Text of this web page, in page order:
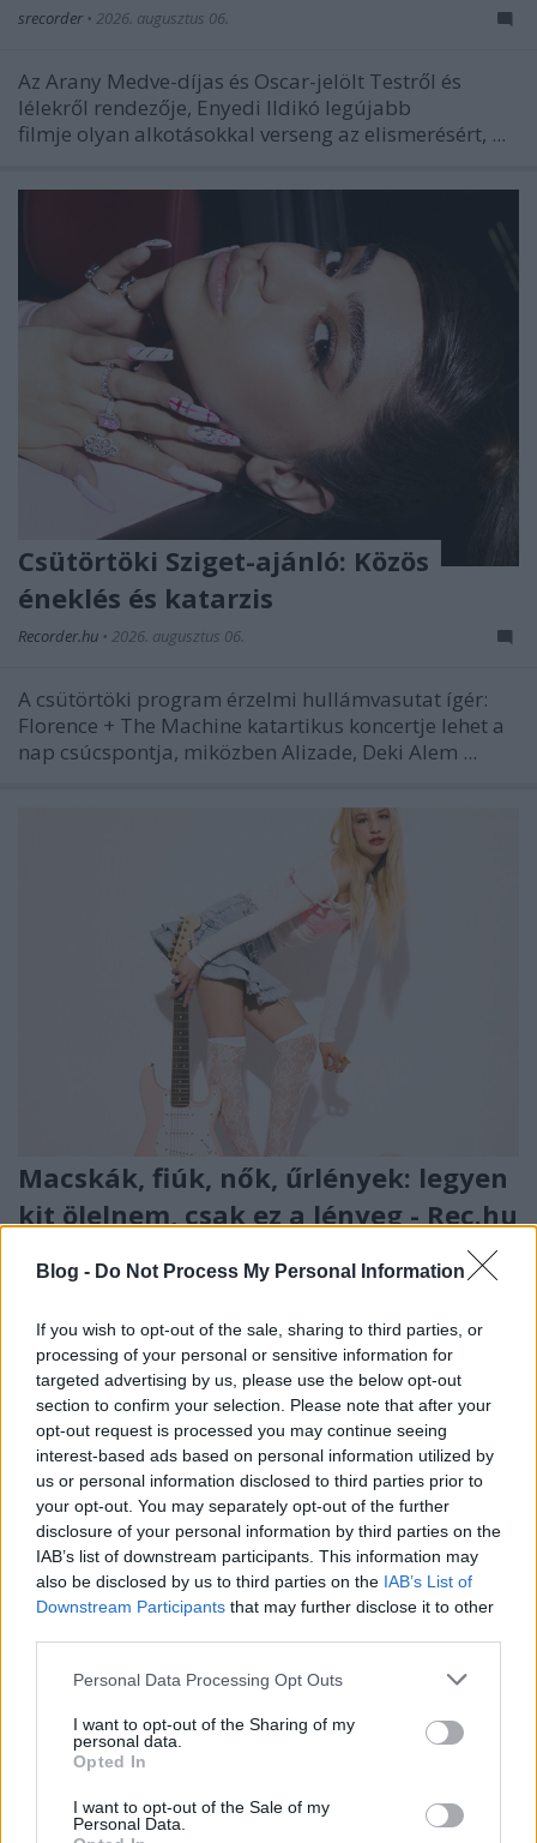
Blog - Do Not Process My Personal Information
If you wish to opt-out of the sale, sharing to third parties, or
processing of your personal or sensitive information for
targeted advertising by us, please use the below opt-out
section to confirm your selection. Please note that after your
opt-out request is processed you may continue seeing
interest-based ads based on personal information utilized by
us or personal information disclosed to third parties prior to
your opt-out. You may separately opt-out of the further
disclosure of your personal information by third parties on the
IAB’s list of downstream participants. This information may
also be disclosed by us to third parties on the IAB’s List of
Downstream Participants that may further disclose it to other
Please note that this website/app uses one or more Google
not limited to your visit or usage behaviour. You may click to
grant or deny consent to Google and its third-party tags to
use your data for below specified purposes in below Google
consent section.
Personal Data Processing Opt Outs
I want to opt-out of the Sharing of my
personal data.
Opted In
I want to opt-out of the Sale of my
Personal Data.
srecorder • 2026. augusztus 06.
Az Arany Medve-díjas és Oscar-jelölt Testről és
lélekről rendezője, Enyedi Ildikó legújabb
filmje olyan alkotásokkal verseng az elismerésért, ...
Csütörtöki Sziget-ajánló: Közös
éneklés és katarzis
Recorder.hu • 2026. augusztus 06.
A csütörtöki program érzelmi hullámvasutat ígér:
Florence + The Machine katartikus koncertje lehet a
nap csúcspontja, miközben Alizade, Deki Alem ...
Macskák, fiúk, nők, űrlények: legyen
kit ölelnem, csak ez a lényeg - Rec.hu
akartad. Felejtsd el a józanságot, nehéz és kötelez.
Sötét, városi lebujok intim világa. ...
Beskatulyázhatatlan hiánypótlás –
ilyen volt a Primus a Barba